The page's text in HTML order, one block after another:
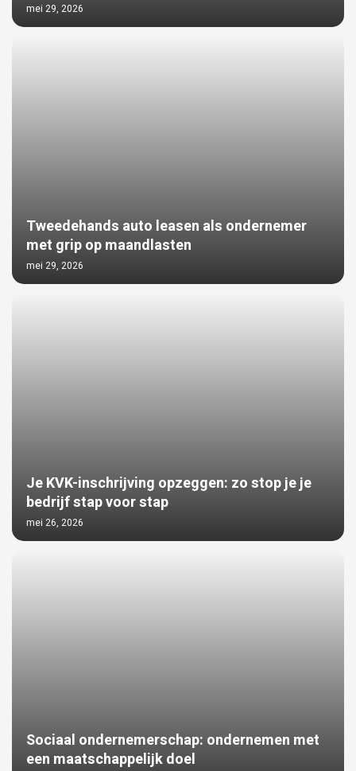
mei 29, 2026
Tweedehands auto leasen als ondernemer
met grip op maandlasten
mei 29, 2026
Je KVK-inschrijving opzeggen: zo stop je je
bedrijf stap voor stap
mei 26, 2026
Sociaal ondernemerschap: ondernemen met
een maatschappelijk doel